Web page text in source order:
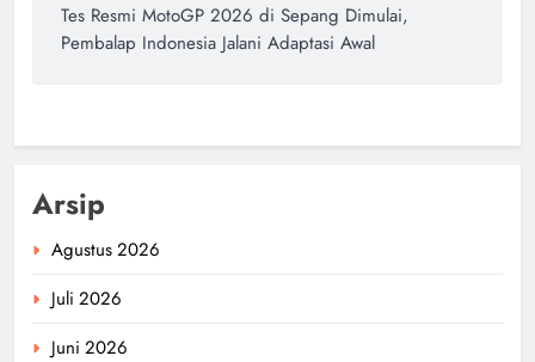
Tes Resmi MotoGP 2026 di Sepang Dimulai,
Pembalap Indonesia Jalani Adaptasi Awal
Arsip
Agustus 2026
Juli 2026
Juni 2026